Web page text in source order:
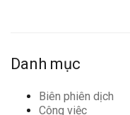
Danh mục
Biên phiên dịch
Công việc